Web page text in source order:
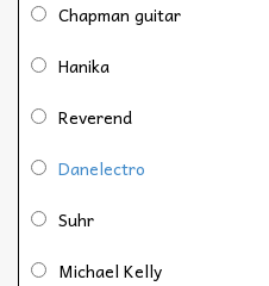
Chapman guitar
Hanika
Reverend
Danelectro
Suhr
Michael Kelly